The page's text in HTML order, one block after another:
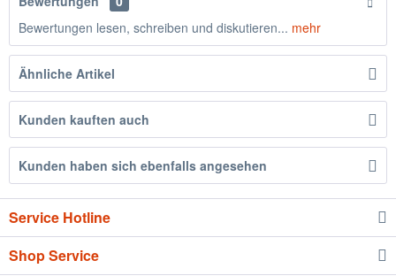
Bewertungen lesen, schreiben und diskutieren... mehr
Ähnliche Artikel
Kunden kauften auch
Kunden haben sich ebenfalls angesehen
Service Hotline
Shop Service